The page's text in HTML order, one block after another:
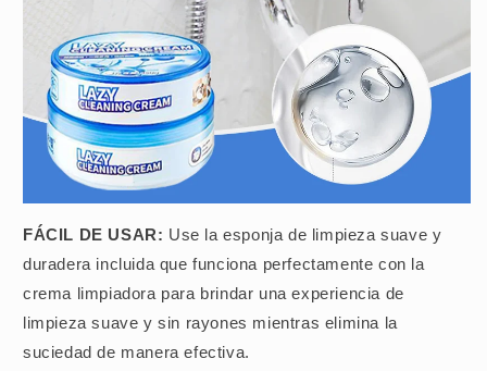
FÁCIL DE USAR: Use la esponja de limpieza suave y
duradera incluida que funciona perfectamente con la
crema limpiadora para brindar una experiencia de
limpieza suave y sin rayones mientras elimina la
suciedad de manera efectiva.